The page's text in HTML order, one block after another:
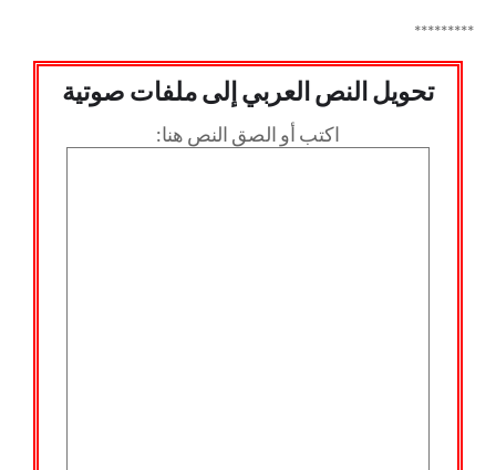
*********
تحويل النص العربي إلى ملفات صوتية
اكتب أو الصق النص هنا: